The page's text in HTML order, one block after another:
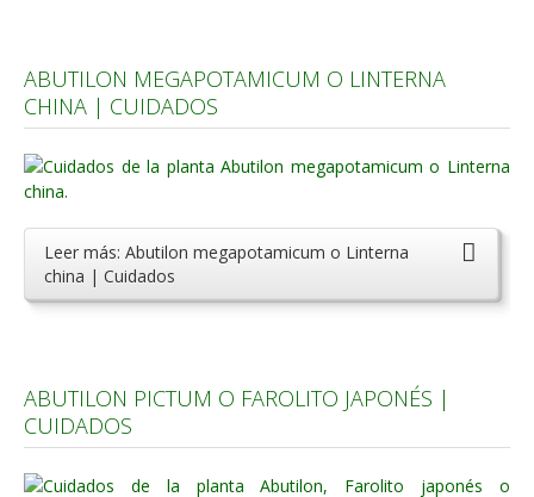
ABUTILON MEGAPOTAMICUM O LINTERNA
CHINA | CUIDADOS
Leer más: Abutilon megapotamicum o Linterna
china | Cuidados
ABUTILON PICTUM O FAROLITO JAPONÉS |
CUIDADOS